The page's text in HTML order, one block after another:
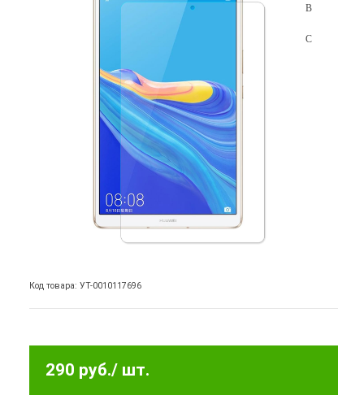
Код товара: УТ-0010117696
290 руб./ шт.